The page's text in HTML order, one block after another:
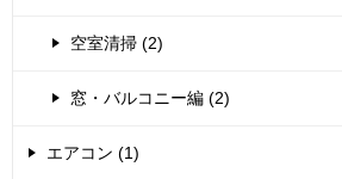
空室清掃 (2)
窓・バルコニー編 (2)
エアコン (1)